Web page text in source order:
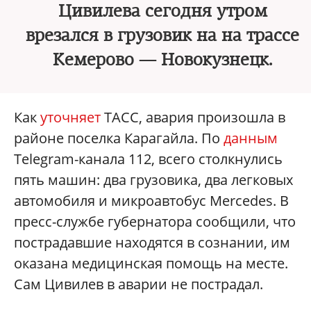
Цивилева сегодня утром
врезался в грузовик на на трассе
Кемерово — Новокузнецк.
КакуточняетТАСС, авария произошла в
районе поселка Карагайла. По данным
Telegram-канала 112, всего столкнулись
пять машин: два грузовика, два легковых
автомобиля и микроавтобус Mercedes. В
пресс-службе губернатора сообщили, что
пострадавшие находятся в сознании, им
оказана медицинская помощь на месте.
Сам Цивилев в аварии не пострадал.